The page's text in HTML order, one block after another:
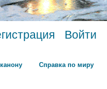
Войти
Справка по миру